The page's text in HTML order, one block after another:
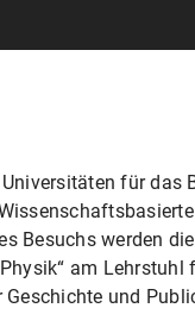
für
Besuchs werden
am
und